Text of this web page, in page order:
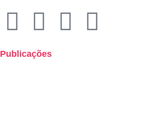
Publicações